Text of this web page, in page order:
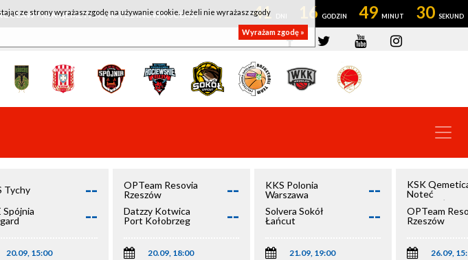
- KSK QEMETICA NOTEĆ INOWROCŁAW 41 16 49 29
Tychy --
Spójnia
--
20.09, 15:00
OPTeam Resovia
Rzeszów
--
Datzzy Kotwica
Port Kołobrzeg
--
20.09, 18:00
KKS Polonia
Warszawa
--
Solvera Sokół
Łańcut
--
21.09, 19:00
KSK
Noteć
Inowrocław
OPTeam
Rzeszów
26.09,
ze strony wyrażasz zgodę na używanie cookie. Jeżeli nie wyrażasz zgody
Wyrażam zgodę »